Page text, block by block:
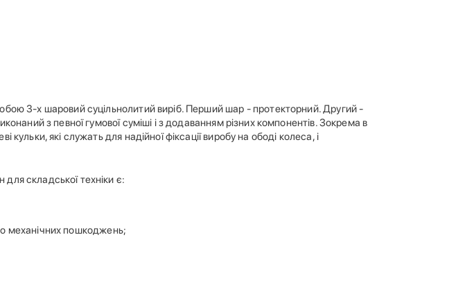
3-х шаровий суцільнолитий виріб. Перший шар - протекторний. Другий -
з певної гумової суміші і з додаванням різних компонентів. Зокрема в
які служать для надійної фіксації виробу на ободі колеса, і
складської техніки є:
механічних пошкоджень;